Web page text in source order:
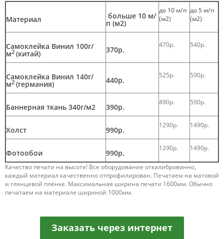
Материал больше 10 м/
п (м2)
до 10 м/п
(м2)
до 5 м/п
(м2)
Самоклейка Винил 100г/
м2 (китай) 370р.
470р. 540р.
Самоклейка Винил 140г/
м2 (германия) 440р.
525р. 590р.
Баннерная ткань 340г/м2 390р.
490р. 590р.
Холст 990р.
1290р. 1490р.
Фотообои 990р.
1290р. 1490р.
Качество печати на высоте! Все оборудование откалиброванно,
каждый материал качественно отпрофилирован. Печатаем на матовой
и глянцевой плёнке. Максимальная ширина печати 1600мм. Обычно
печатаем на материале шириной 1000мм.
Заказать через интернет